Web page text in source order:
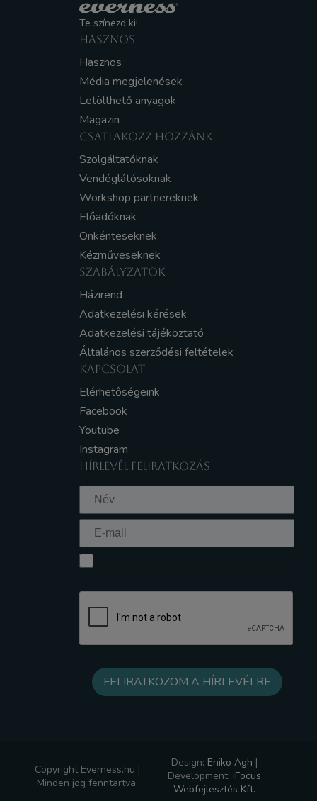
Te színezd ki!
HASZNOS
Hasznos
Média megjelenések
Letölthető anyagok
Magazin
CSATLAKOZZ HOZZÁNK
Szolgáltatóknak
Vendéglátósoknak
Workshop partnereknek
Előadóknak
Önkénteseknek
Kézműveseknek
SZABÁLYZATOK
Házirend
Adatkezelési kérések
Adatkezelési tájékoztató
Általános szerződési feltételek
KAPCSOLAT
Elérhetőségeink
Facebook
Youtube
Instagram
HÍRLEVÉL FELIRATKOZÁS
Copyright Everness.hu |
Minden jog fenntartva.
Design: Eniko Agh |
Development: iFocus
Webfejlesztés Kft.